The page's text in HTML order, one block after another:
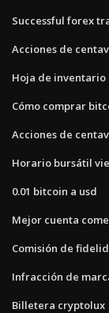
Successful forex
Acciones de
Hoja de inventario
Cómo comprar
Acciones de
Horario bursátil
0.01 bitcoin a usd
Mejor cuenta
Comisión de
Infracción de
Billetera cryptolux